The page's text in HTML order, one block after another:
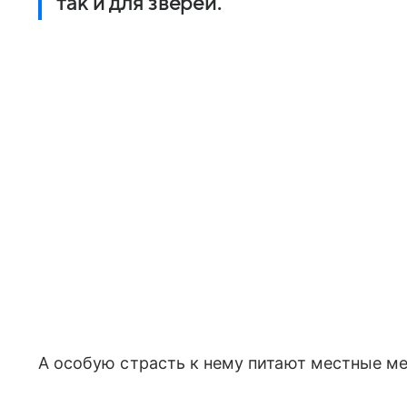
А особую страсть к нему питают местные